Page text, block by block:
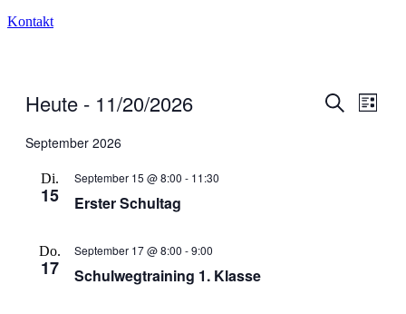
Kontakt
Liste
Heute - 11/20/2026
wählen.
September 2026
Di.
15
September 15 @ 8:00 - 11:30
Erster Schultag
Do.
17
September 17 @ 8:00 -9:00
Schulwegtraining 1. Klasse